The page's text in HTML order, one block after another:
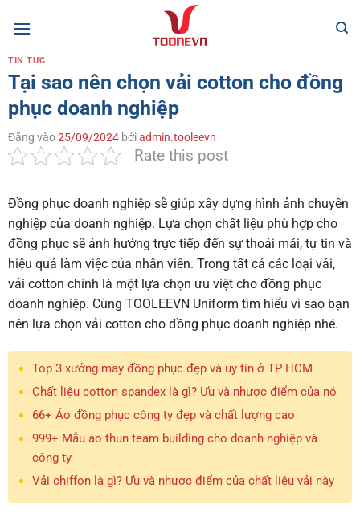
qua
TIN TỨC
Tại sao nên chọn vải cotton cho đồng
phục doanh nghiệp
Đăng vào25/09/2024 bởiadmin.tooleevn
Rate this post
Đồng phục doanh nghiệp sẽ giúp xây dựng hình ảnh chuyên
nghiệp của doanh nghiệp. Lựa chọn chất liệu phù hợp cho
đồng phục sẽ ảnh hưởng trực tiếp đến sự thoải mái, tự tin và
hiệu quả làm việc của nhân viên. Trong tất cả các loại vải,
vải cotton chính là một lựa chọn ưu việt cho đồng phục
doanh nghiệp. Cùng TOOLEEVN Uniform tìm hiểu vì sao bạn
nên lựa chọn vải cotton cho đồng phục doanh nghiệp nhé.
Top 3 xưởng may đồng phục đẹp và uy tín ở TP HCM
Chất liệu cotton spandex là gì? Ưu và nhược điểm của nó
66+ Áo đồng phục công ty đẹp và chất lượng cao
999+ Mẫu áo thun team building cho doanh nghiệp và
công ty
Vải chiffon là gì? Ưu và nhược điểm của chất liệu vải này